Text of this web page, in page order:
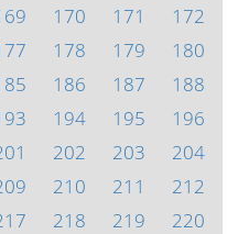
170 171
172
178 179
180
186 187
188
194 195
196
202 203
204
210 211
212
218 219
220